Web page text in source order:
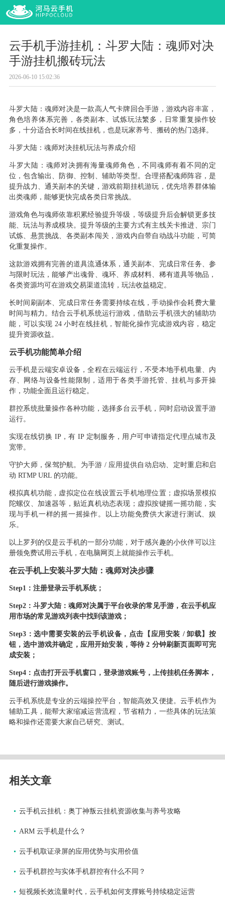
云手机手游挂机：斗罗大陆：魂师对决
手游挂机搬砖玩法
2026-06-10 15:02:36
斗罗大陆：魂师对决是一款高人气卡牌回合手游，游戏内容丰富，
角色培养体系完善，各类副本、试炼玩法繁多，日常重复操作较
多，十分适合长时间在线挂机，也是玩家养号、搬砖的热门选择。
斗罗大陆：魂师对决挂机玩法与养成介绍
斗罗大陆：魂师对决拥有海量魂师角色，不同魂师有着不同的定
位，包含输出、防御、控制、辅助等类型。合理搭配魂师阵容，是
提升战力、通关副本的关键，游戏前期挂机游玩，优先培养群体输
出类魂师，能够更快完成各类日常挑战。
游戏角色与魂师依靠积累经验提升等级，等级提升后会解锁更多技
能、玩法与养成模块。提升等级的主要方式有主线关卡推进、宗门
试炼、悬赏挑战、各类副本闯关，游戏内自带自动战斗功能，可简
化重复操作。
这款游戏拥有完善的道具流通体系，通关副本、完成日常任务、参
与限时玩法，能够产出魂骨、魂环、养成材料、稀有道具等物品，
各类资源均可在游戏交易渠道流转，玩法收益稳定。
长时间刷副本、完成日常任务需要持续在线，手动操作会耗费大量
时间与精力。结合云手机系统运行游戏，借助云手机强大的辅助功
能，可以实现 24 小时在线挂机，智能化操作完成游戏内容，稳定
提升资源收益。
云手机功能简单介绍
云手机是云端安卓设备，全程在云端运行，不受本地手机电量、内
存、网络与设备性能限制，适用于各类手游托管、挂机与多开操
作，功能全面且运行稳定。
群控系统批量操作各种功能，选择多台云手机，同时启动设置手游
运行。
实现在线切换 IP，有 IP 定制服务，用户可申请指定代理点城市及
宽带。
守护大师，保驾护航。为手游 / 应用提供自动启动、定时重启和启
动 RTMP URL 的功能。
模拟真机功能，虚拟定位在线设置云手机地理位置；虚拟场景模拟
陀螺仪、加速器等，贴近真机动态表现；虚拟按键摇一摇功能，实
现与手机一样的摇一摇操作。以上功能免费供大家进行测试、娱
乐。
以上罗列的仅是云手机的一部分功能，对于感兴趣的小伙伴可以注
册领免费试用云手机，在电脑网页上就能操作云手机。
在云手机上安装斗罗大陆：魂师对决步骤
Step1：注册登录云手机系统；
Step2：斗罗大陆：魂师对决属于平台收录的常见手游，在云手机应
用市场的常见游戏列表中找到该游戏；
Step3：选中需要安装的云手机设备，点击【应用安装 / 卸载】按
钮，选中游戏并确定，应用开始安装，等待 2 分钟刷新页面即可完
成安装；
Step4：点击打开云手机窗口，登录游戏账号，上传挂机任务脚本，
随后进行游戏操作。
云手机系统是专业的云端操控平台，智能高效又便捷。云手机作为
辅助工具，能帮大家缩减运营流程，节省精力，一些具体的玩法策
略和操作还需要大家自己研究、测试。
相关文章
云手机云挂机：奥丁神叛云挂机资源收集与养号攻略
ARM 云手机是什么？
云手机取证录屏的应用优势与实用价值
云手机群控与实体手机群控有什么不同？
短视频长效流量时代，云手机如何支撑账号持续稳定运营